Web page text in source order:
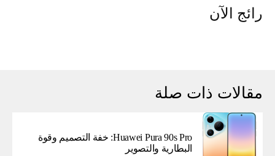
رائج الآن
مقالات ذات صلة
Huawei Pura 90s Pro: خفة التصميم وقوة
البطارية والتصوير